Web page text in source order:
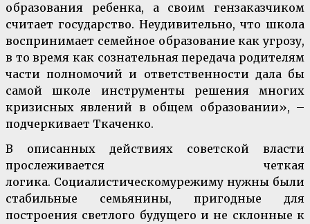
образования ребенка, а своим гензаказчиком
считает государство. Неудивительно, что школа
воспринимает семейное образование как угрозу,
в то время как сознательная передача родителям
части полномочий и ответственности дала бы
самой школе инструменты решения многих
кризисных явлений в общем образовании», –
подчеркивает Ткаченко.
В описанных действиях советской власти
прослеживается четкая
логика. Социалистическомурежиму нужны были
стабильные семьянины, пригодные для
построения светлого будущего и не склонные к